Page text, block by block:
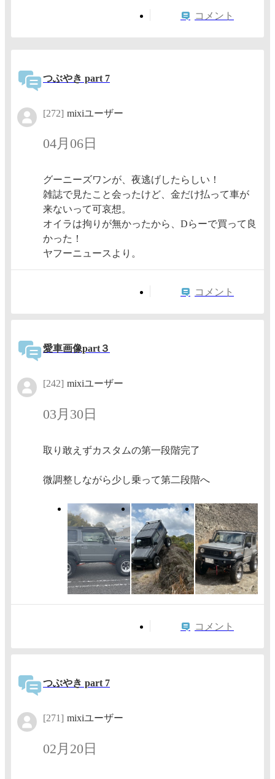
コメント
つぶやき part 7
[272] mixiユーザー
04月06日
グーニーズワンが、夜逃げしたらしい！
雑誌で見たこと会ったけど、金だけ払って車が
来ないって可哀想。
オイラは拘りが無かったから、Dらーで買って良
かった！
ヤフーニュースより。
コメント
愛車画像part３
[242] mixiユーザー
03月30日
取り敢えずカスタムの第一段階完了
微調整しながら少し乗って第二段階へ
コメント
つぶやき part 7
[271] mixiユーザー
02月20日